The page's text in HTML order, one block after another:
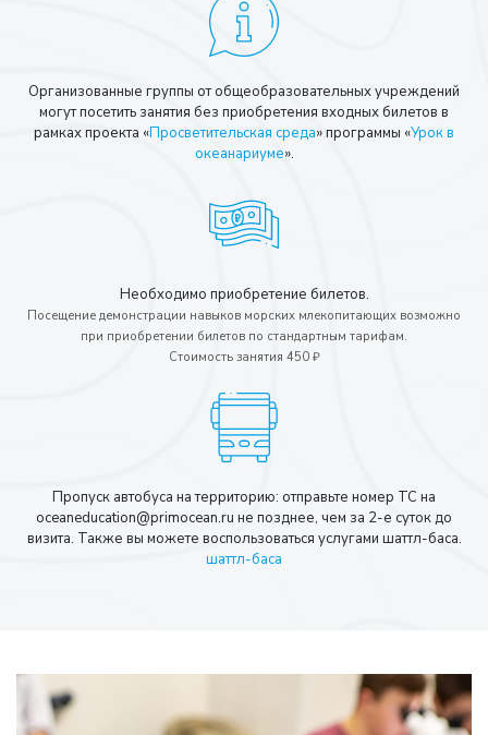
Организованные группы от общеобразовательных учреждений
могут посетить занятия без приобретения входных билетов в
рамках проекта «Просветительская среда» программы «Урок в
океанариуме».
Необходимо приобретение билетов.
Посещение демонстрации навыков морских млекопитающих возможно
при приобретении билетов по стандартным тарифам.
Стоимость занятия 450 ₽
Пропуск автобуса на территорию: отправьте номер ТС на
oceaneducation@primocean.ru не позднее, чем за 2-е суток до
визита. Также вы можете воспользоваться услугами шаттл-баса.
шаттл-баса